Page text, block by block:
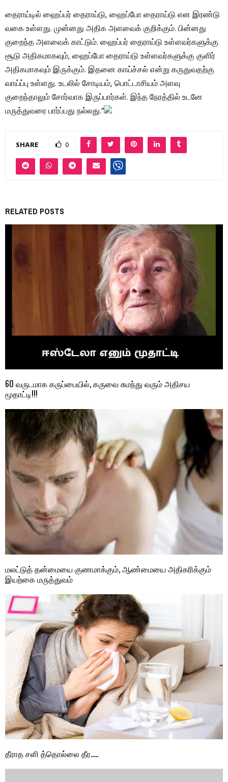
தைராய்டில் ஹைப்பர் தைராய்டு, ஹைப்போ தைராய்டு என இரண்டு
வகை உள்ளது. முன்னது அதிக அளவைக் குறிக்கும். பின்னது
குறைந்த அளவைக் காட்டும். ஹைப்பர் தைராய்டு உள்ளவர்களுக்கு
சூடு அதிகமாகவும், ஹைப்போ தைராய்டு உள்ளவர்களுக்கு குளிர்
அதிகமாகவும் இருக்கும். இதனை காய்ச்சல் என்று கருதுவதற்கு
வாய்ப்பு உள்ளது. உடலில் சோடியம், பொட்டாசியம் அளவு
குறைந்தாலும் சோர்வாக இருப்பார்கள். இந்த நேரத்தில் உடனே
மருத்துவரை பார்ப்பது நல்லது.”
SHARE 0
RELATED POSTS
60 வருடமாக கருப்பையில், கருவை சுமந்து வரும் அதிசய
மூதாட்டி!!!
மலட்டுத் தன்மையை குணமாக்கும், ஆண்மையை அதிகரிக்கும்
இயற்கை மருத்துவம்
தீராத சளி த்தொல்லை தீர…..